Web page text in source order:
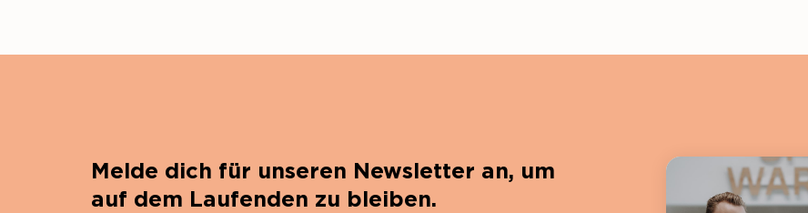
Melde dich für unseren Newsletter an, um
auf dem Laufenden zu bleiben.